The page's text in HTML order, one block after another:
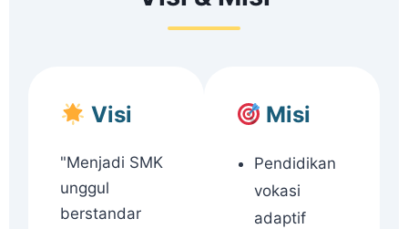
Visi
"Menjadi SMK
unggul
berstandar
Misi
Pendidikan
vokasi
adaptif